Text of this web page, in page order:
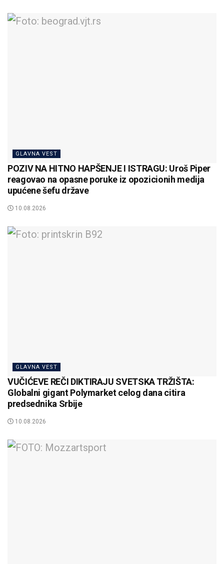
GLAVNA VEST
POZIV NA HITNO HAPŠENJE I ISTRAGU: Uroš Piper
reagovao na opasne poruke iz opozicionih medija
upućene šefu države
10.08.2026
GLAVNA VEST
VUČIĆEVE REČI DIKTIRAJU SVETSKA TRŽIŠTA:
Globalni gigant Polymarket celog dana citira
predsednika Srbije
10.08.2026